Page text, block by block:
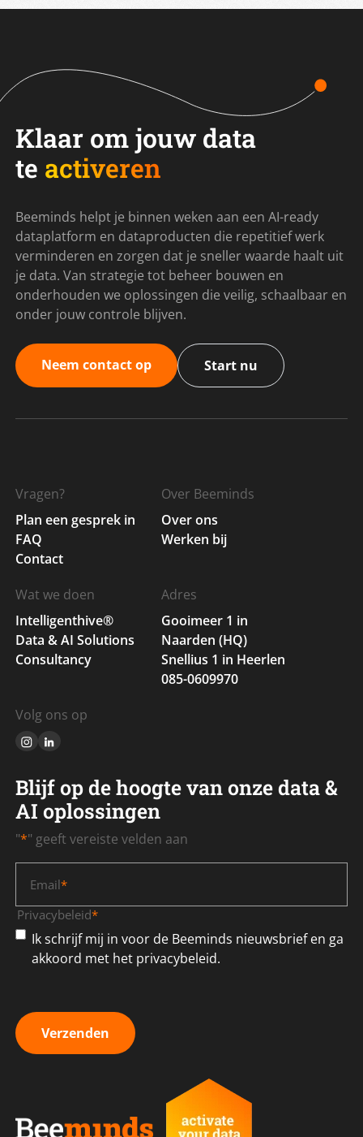
Klaar om jouw data
te activeren
Beeminds helpt je binnen weken aan een AI-ready
dataplatform en dataproducten die repetitief werk
verminderen en zorgen dat je sneller waarde haalt uit
je data. Van strategie tot beheer bouwen en
onderhouden we oplossingen die veilig, schaalbaar en
onder jouw controle blijven.
Neem contact op Start nu
Vragen?
Plan een gesprek in
FAQ
Contact
Over Beeminds
Over ons
Werken bij
Wat we doen
Intelligenthive®
Data & AI Solutions
Consultancy
Adres
Gooimeer 1 in
Naarden (HQ)
Snellius 1 in Heerlen
085-0609970
Volg ons op
Blijf op de hoogte van onze data &
AI oplossingen
"*" geeft vereiste velden aan
Email*
Privacybeleid*
Ik schrijf mij in voor de Beeminds nieuwsbrief en ga
akkoord met het privacybeleid.
Verzenden